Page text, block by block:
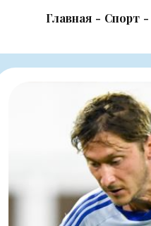
Главная Спорт